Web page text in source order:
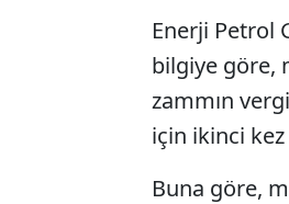
Enerji Petrol
bilgiye göre,
zammın
için ikinci kez
Buna göre,